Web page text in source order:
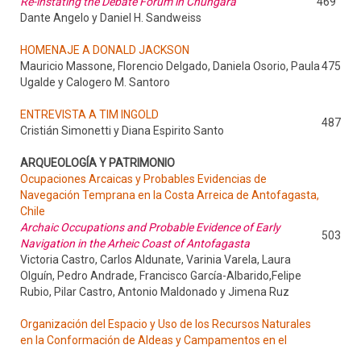
Dante Angelo y Daniel H. Sandweiss
HOMENAJE A DONALD JACKSON
475
Mauricio Massone, Florencio Delgado, Daniela Osorio, Paula
Ugalde y Calogero M. Santoro
ENTREVISTA A TIM INGOLD
487
Cristián Simonetti y Diana Espirito Santo
ARQUEOLOGÍA Y PATRIMONIO
Ocupaciones Arcaicas y Probables Evidencias de
Navegación Temprana en la Costa Arreica de Antofagasta,
Chile
Archaic Occupations and Probable Evidence of Early
Navigation in the Arheic Coast of Antofagasta
503
Victoria Castro, Carlos Aldunate, Varinia Varela, Laura
Olguín, Pedro Andrade, Francisco García-Albarido,Felipe
Rubio, Pilar Castro, Antonio Maldonado y Jimena Ruz
Organización del Espacio y Uso de los Recursos Naturales
en la Conformación de Aldeas y Campamentos en el